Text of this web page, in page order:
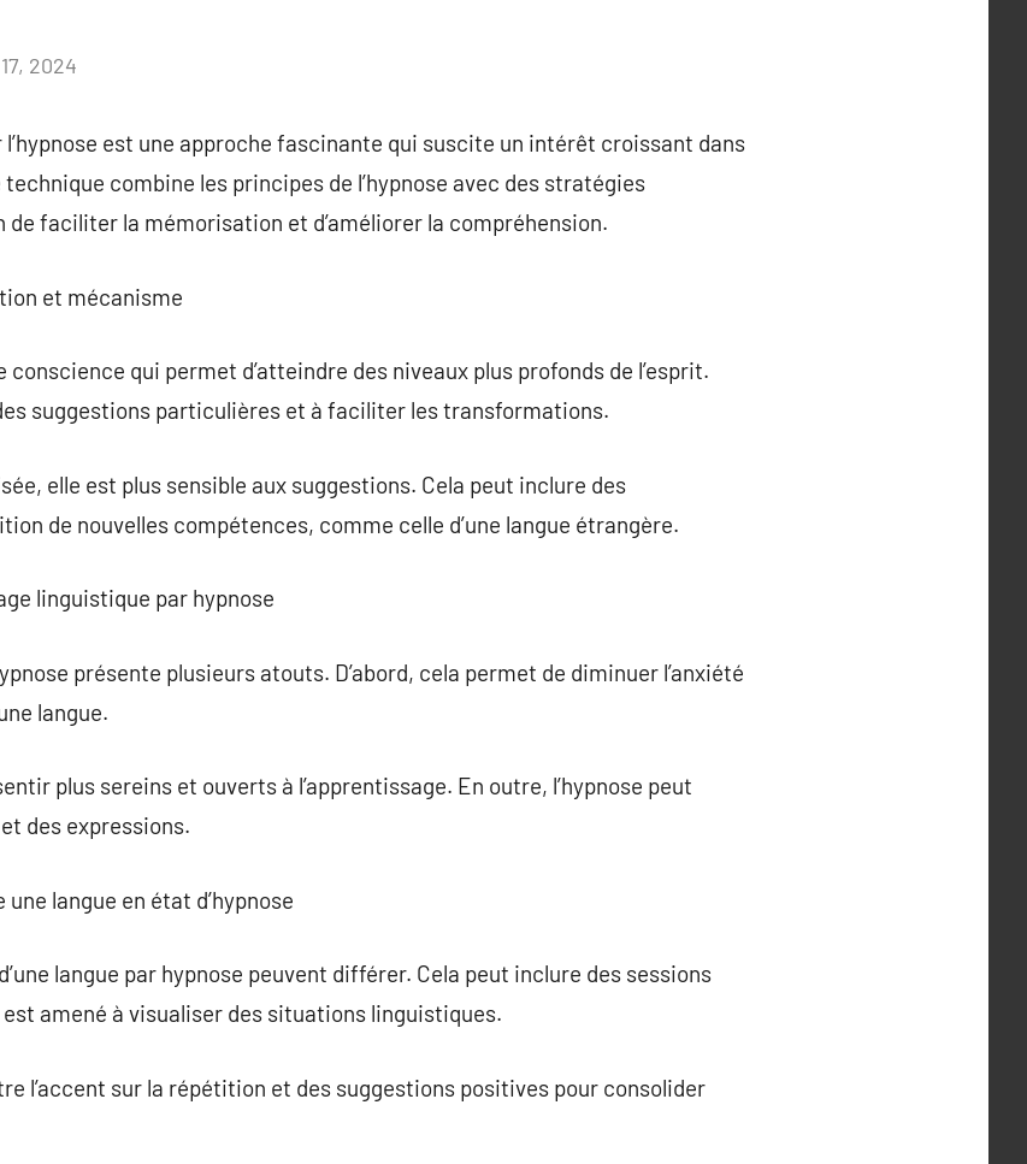
2024
l’hypnose est une approche fascinante qui suscite un intérêt croissant dans
combine les principes de l’hypnose avec des stratégies
de faciliter la mémorisation et d’améliorer la compréhension.
et mécanisme
qui permet d’atteindre des niveaux plus profonds de l’esprit.
suggestions particulières et à faciliter les transformations.
elle est plus sensible aux suggestions. Cela peut inclure des
de nouvelles compétences, comme celle d’une langue étrangère.
linguistique par hypnose
présente plusieurs atouts. D’abord, cela permet de diminuer l’anxiété
langue.
plus sereins et ouverts à l’apprentissage. En outre, l’hypnose peut
des expressions.
langue en état d’hypnose
langue par hypnose peuvent différer. Cela peut inclure des sessions
est amené à visualiser des situations linguistiques.
l’accent sur la répétition et des suggestions positives pour consolider